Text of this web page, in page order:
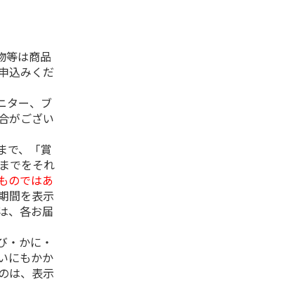
等は商品
込みくだ
ター、ブ
がござい
で、「賞
でをそれ
のではあ
間を表示
、各お届
・かに・
にもかか
は、表示